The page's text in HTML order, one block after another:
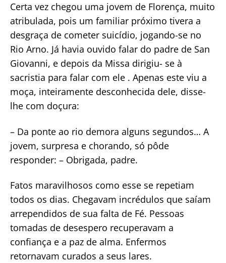
Certa vez chegou uma jovem de Florença, muito
atribulada, pois um familiar próximo tivera a
desgraça de cometer suicídio, jogando-se no
Rio Arno. Já havia ouvido falar do padre de San
Giovanni, e depois da Missa dirigiu- se à
sacristia para falar com ele . Apenas este viu a
moça, inteiramente desconhecida dele, disse-
lhe com doçura:
– Da ponte ao rio demora alguns segundos… A
jovem, surpresa e chorando, só pôde
responder: – Obrigada, padre.
Fatos maravilhosos como esse se repetiam
todos os dias. Chegavam incrédulos que saíam
arrependidos de sua falta de Fé. Pessoas
tomadas de desespero recuperavam a
confiança e a paz de alma. Enfermos
retornavam curados a seus lares.